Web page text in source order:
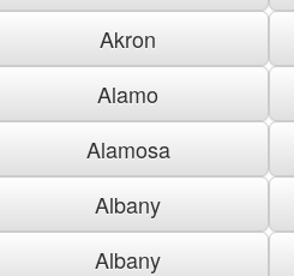
Akron
Alamo
Alamosa
Albany
Albany